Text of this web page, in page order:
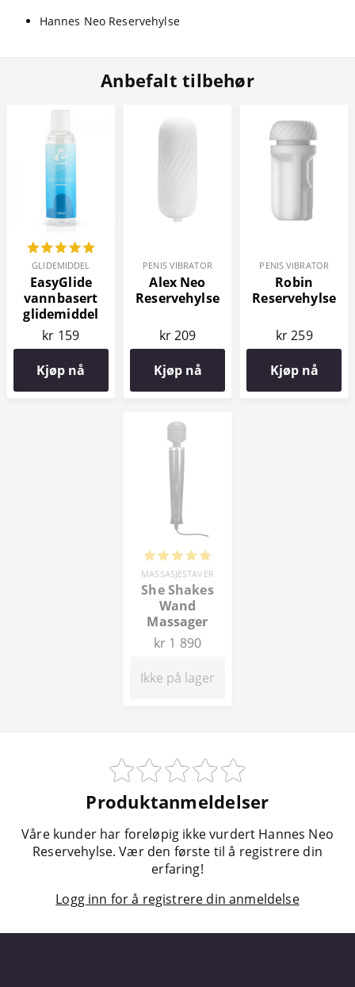
Hannes Neo Reservehylse
Anbefalt tilbehør
GLIDEMIDDEL
EasyGlide
vannbasert
glidemiddel
150 ml
kr 159
Kjøp nå
PENIS VIBRATOR
Alex Neo
Reservehylse
kr 209
Kjøp nå
PENIS VIBRATOR
Robin
Reservehylse
kr 259
Kjøp nå
MASSASJESTAVER
She Shakes
Wand
Massager
kr 1 890
Ikke på lager
Produktanmeldelser
Våre kunder har foreløpig ikke vurdert Hannes Neo
Reservehylse. Vær den første til å registrere din
erfaring!
Logg inn for å registrere din anmeldelse